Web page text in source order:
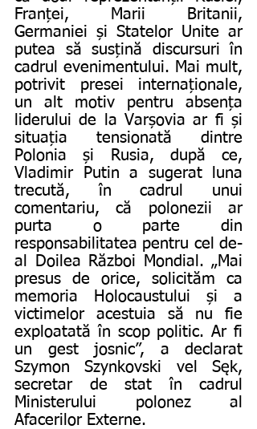
Franței, Marii Britanii,
Germaniei și Statelor Unite ar
putea să susțină discursuri în
cadrul evenimentului. Mai mult,
potrivit presei internaționale,
un alt motiv pentru absența
liderului de la Varșovia ar fi și
situația tensionată dintre
Polonia și Rusia, după ce,
Vladimir Putin a sugerat luna
trecută, în cadrul unui
comentariu, că polonezii ar
purta o parte din
responsabilitatea pentru cel de-
al Doilea Război Mondial. „Mai
presus de orice, solicităm ca
memoria Holocaustului și a
victimelor acestuia să nu fie
exploatată în scop politic. Ar fi
un gest josnic”, a declarat
Szymon Szynkovski vel Sęk,
secretar de stat în cadrul
Ministerului polonez al
Afacerilor Externe.